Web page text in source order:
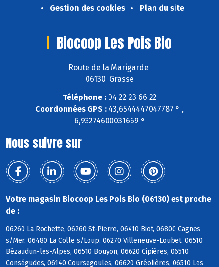
Gestion des cookies
Plan du site
Biocoop Les Pois Bio
Route de la Marigarde
06130 Grasse
Téléphone :04 22 23 66 22
Coordonnées GPS : 43,6544447047787 ° ,
6,93274600031669 °
Nous suivre sur
Votre magasin Biocoop Les Pois Bio (06130) est proche
de :
06260 La Rochette, 06260 St-Pierre, 06410 Biot, 06800 Cagnes
s/Mer, 06480 La Colle s/Loup, 06270 Villeneuve-Loubet, 06510
Bézaudun-les-Alpes, 06510 Bouyon, 06620 Cipières, 06510
Conségudes, 06140 Coursegoules, 06620 Gréolières, 06510 Les